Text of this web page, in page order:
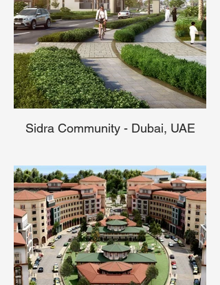
Sidra Community - Dubai, UAE